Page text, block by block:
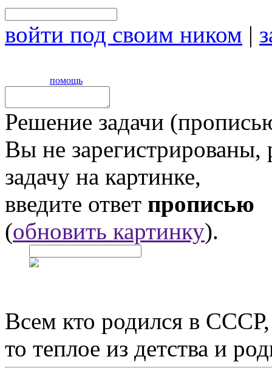
войти под своим ником |
помощь
Решение задачи
Вы не
задачу на картинке,
введите ответ прописью
(обновить картинку).
Всем кто родился в
то теплое из детства и